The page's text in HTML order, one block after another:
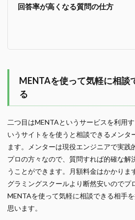
回答率が高くなる質問の仕方
MENTAを使って気軽に相談
る
二つ目はMENTAというサービスを利用
いうサイトをを使うと相談できるメンタ
ます。メンターは現役エンジニアで実践
プロの方々なので、質問すれば的確な解
うことができます。月額料金はかかりま
グラミングスクールより断然安いのでプ
MENTAを使って気軽に相談できる相手
思います。